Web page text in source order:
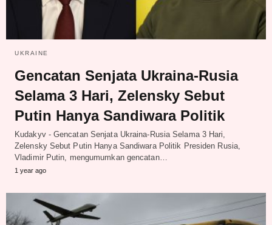
UKRAINE
Gencatan Senjata Ukraina-Rusia
Selama 3 Hari, Zelensky Sebut
Putin Hanya Sandiwara Politik
Kudakyv - Gencatan Senjata Ukraina-Rusia Selama 3 Hari,
Zelensky Sebut Putin Hanya Sandiwara Politik Presiden Rusia,
Vladimir Putin, mengumumkan gencatan…
1 year ago